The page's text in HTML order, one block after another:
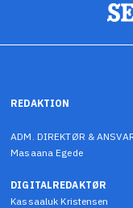
REDAKTION
ADM. DIREKTØR &
Masaana Egede
DIGITALREDAKTØR
Kassaaluk Kristensen